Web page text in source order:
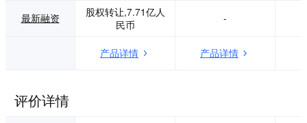
满足企业所有基本
办公应用需求、实
求的、易用性很强
历史数据可归档，
最新融资
股权转让,7.71亿人
民币
-
产品详情 产品详情
评价详情